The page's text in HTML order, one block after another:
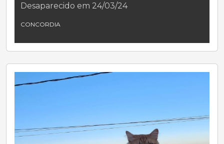
Desaparecido em 24/03/24
CONCORDIA